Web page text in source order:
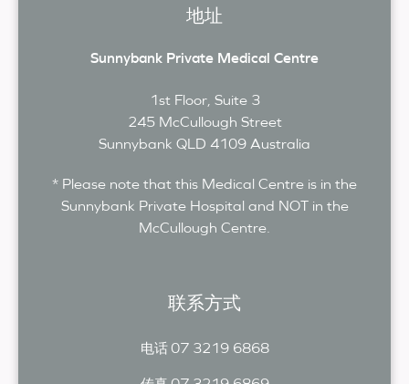
地址
Sunnybank Private Medical Centre
1st Floor, Suite 3
245 McCullough Street
Sunnybank QLD 4109 Australia
* Please note that this Medical Centre is in the
Sunnybank Private Hospital and NOT in the
McCullough Centre.
联系方式
电话 07 3219 6868